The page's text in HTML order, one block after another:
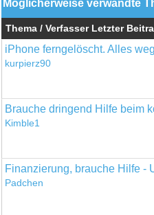
Möglicherweise verwandte
Thema / Verfasser Letzter
iPhone ferngelöscht. Alles
kurpierz90
Brauche dringend Hilfe beim
Kimble1
Finanzierung, brauche Hilfe -
Padchen